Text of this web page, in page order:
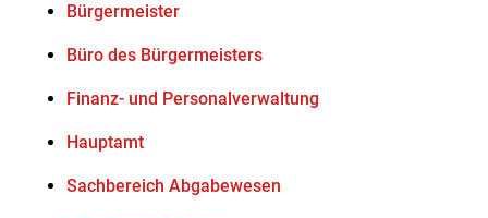
Bürgermeister
Büro des Bürgermeisters
Finanz- und Personalverwaltung
Hauptamt
Sachbereich Abgabewesen